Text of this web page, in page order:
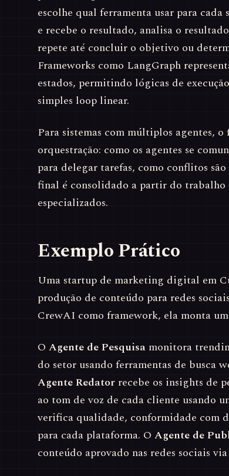
escolhe qual ferramenta usar para
e recebe o resultado, analisa o
repete até concluir o objetivo ou
Frameworks como LangGraph
estados, permitindo lógicas de
simples loop linear.
Para sistemas com múltiplos agentes,
orquestração: como os agentes se
para delegar tarefas, como conflitos
final é consolidado a partir do trabalho
especializados.
Exemplo Prático
Uma startup de marketing digital em
produção de conteúdo para redes
CrewAI como framework, ela monta
O Agente de Pesquisa monitora
do setor usando ferramentas de busca
Agente Redator recebe os insights de
ao tom de voz de cada cliente usando
verifica qualidade, conformidade com
para cada plataforma. O Agente de
conteúdo aprovado nas redes sociais